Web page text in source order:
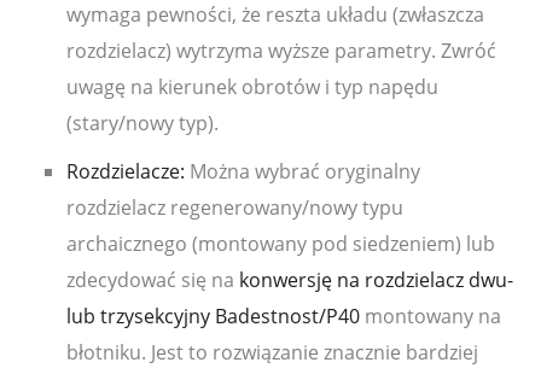
wymaga pewności, że reszta układu (zwłaszcza
rozdzielacz) wytrzyma wyższe parametry. Zwróć
uwagę na kierunek obrotów i typ napędu
(stary/nowy typ).
Rozdzielacze: Można wybrać oryginalny
rozdzielacz regenerowany/nowy typu
archaicznego (montowany pod siedzeniem) lub
zdecydować się na konwersję na rozdzielacz dwu-
lub trzysekcyjny Badestnost/P40 montowany na
błotniku. Jest to rozwiązanie znacznie bardziej